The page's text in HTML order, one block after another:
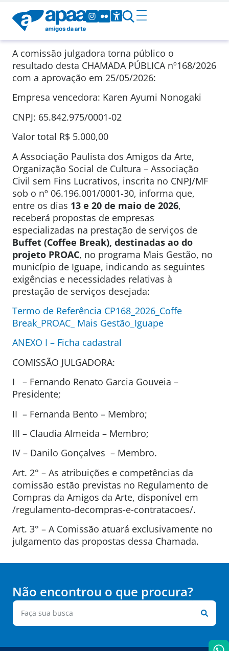
A comissão julgadora torna público o
resultado desta CHAMADA PÚBLICA nº168/2026
com a aprovação em 25/05/2026:
Empresa vencedora: Karen Ayumi Nonogaki
CNPJ: 65.842.975/0001-02
Valor total R$ 5.000,00
A Associação Paulista dos Amigos da Arte,
Organização Social de Cultura – Associação
Civil sem Fins Lucrativos, inscrita no CNPJ/MF
sob o nº 06.196.001/0001-30, informa que,
entre os dias 13 e 20 de maio de 2026,
receberá propostas de empresas
especializadas na prestação de serviços de
Buffet (Coffee Break), destinadas ao do
projeto PROAC, no programa Mais Gestão, no
município de Iguape, indicando as seguintes
exigências e necessidades relativas à
prestação de serviços desejada:
Termo de Referência CP168_2026_Coffe
Break_PROAC_ Mais Gestão_Iguape
ANEXO I – Ficha cadastral
COMISSÃO JULGADORA:
I – Fernando Renato Garcia Gouveia –
Presidente;
II – Fernanda Bento – Membro;
III – Claudia Almeida – Membro;
IV – Danilo Gonçalves – Membro.
Art. 2° – As atribuições e competências da
comissão estão previstas no Regulamento de
Compras da Amigos da Arte, disponível em
/regulamento-decompras-e-contratacoes/.
Art. 3° – A Comissão atuará exclusivamente no
julgamento das propostas dessa Chamada.
Não encontrou o que procura?